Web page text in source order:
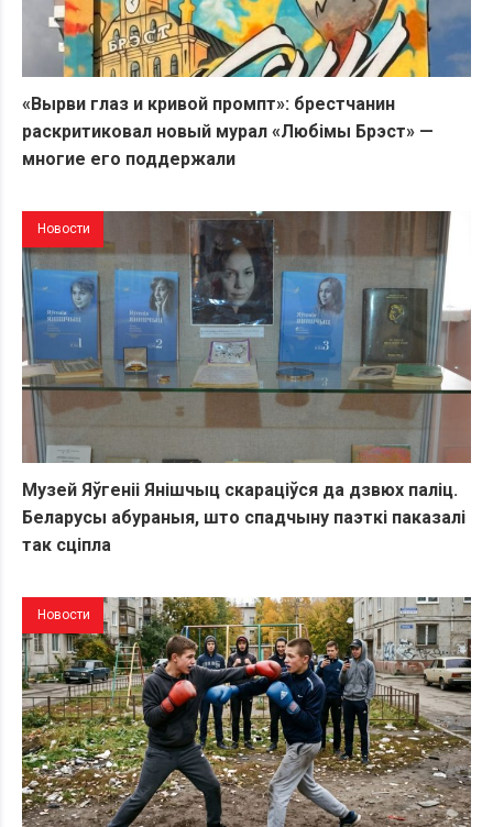
«Вырви глаз и кривой промпт»: брестчанин
раскритиковал новый мурал «Любiмы Брэст» —
многие его поддержали
Новости
Музей Яўгеніі Янішчыц скараціўся да дзвюх паліц.
Беларусы абураныя, што спадчыну паэткі паказалі
так сціпла
Новости